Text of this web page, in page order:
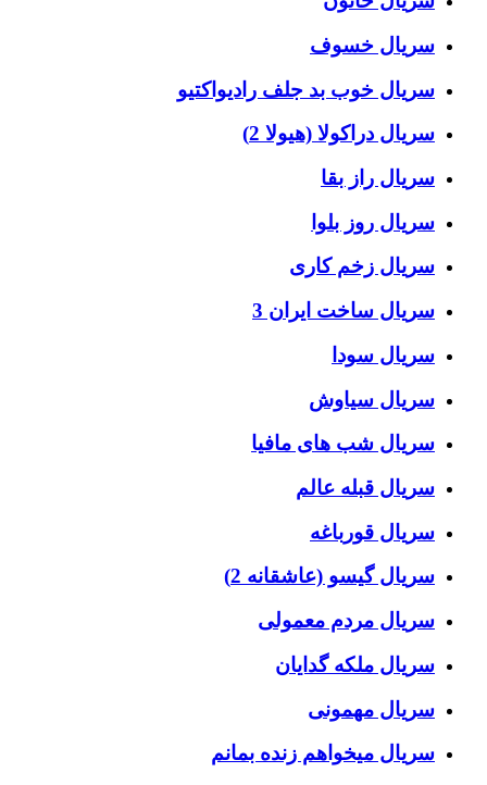
سریال خسوف
سریال خوب بد جلف رادیواکتیو
سریال دراکولا (هیولا 2)
سریال راز بقا
سریال روز بلوا
سریال زخم کاری
سریال ساخت ایران 3
سریال سودا
سریال سیاوش
سریال شب های مافیا
سریال قبله عالم
سریال قورباغه
سریال گیسو (عاشقانه 2)
سریال مردم معمولی
سریال ملکه گدایان
سریال مهمونی
سریال میخواهم زنده بمانم